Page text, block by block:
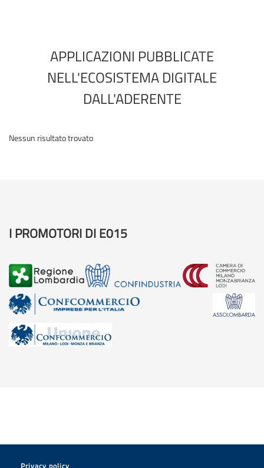
APPLICAZIONI PUBBLICATE
NELL'ECOSISTEMA DIGITALE
DALL'ADERENTE
Nessun risultato trovato
I PROMOTORI DI E015